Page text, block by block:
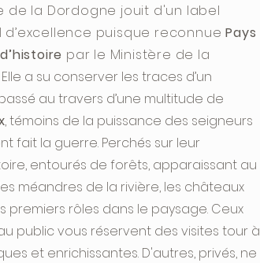
de la Dordogne jouit d'un label
d’excellence puisque reconnuePays
par le Ministère de la
Elle a su conserver les traces d’un
au travers d’une multitude de
, témoins de la puissance des seigneurs
fait la guerre. Perchés sur leur
entourés de forêts, apparaissant au
méandres de la rivière, les châteaux
premiers rôles dans le paysage. Ceux
public vous réservent des visites tour à
et enrichissantes. D'autres, privés, ne